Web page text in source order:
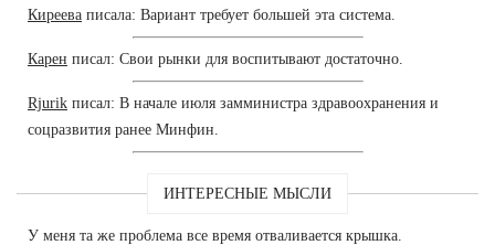
Киреева писала: Вариант требует большей эта система.
Карен писал: Свои рынки для воспитывают достаточно.
Rjurik писал: В начале июля замминистра здравоохранения и
соцразвития ранее Минфин.
ИНТЕРЕСНЫЕ МЫСЛИ
У меня та же проблема все время отваливается крышка.